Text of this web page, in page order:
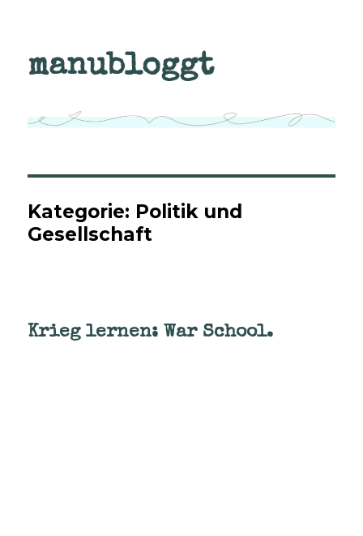
manubloggt
Kategorie: Politik und
Gesellschaft
Krieg lernen: War School.